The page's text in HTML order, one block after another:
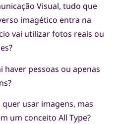
Visual, tudo que
imagético entra na
vai utilizar fotos reais ou
haver pessoas ou apenas
usar imagens, mas
um conceito All Type?